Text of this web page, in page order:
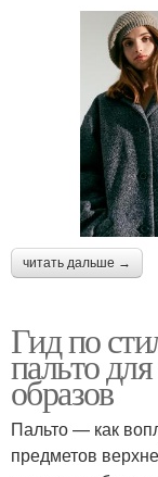
читать дальше →
Гид по
пальто
образов
Пальто — как
предметов